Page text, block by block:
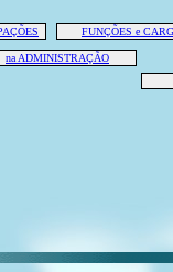
FUNÇÕES e
na ADMINISTRAÇÃO